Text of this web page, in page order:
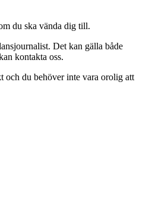
du ska vända dig till.
Det kan gälla både
kontakta oss.
och du behöver inte vara orolig att